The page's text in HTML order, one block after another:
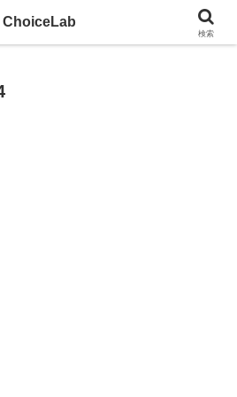
る。モノ選びのツールサイト
ChoiceLab
検索